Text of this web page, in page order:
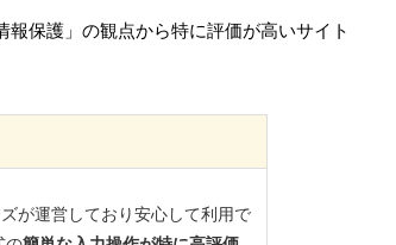
保護」の観点から特に評価が高いサイト